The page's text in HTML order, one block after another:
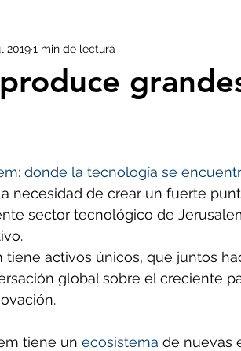
20191 min de lectura
donde la tecnología se
necesidad de crear un fuerte
sector tecnológico de
tiene activos únicos, que juntos
global sobre el creciente
tiene un ecosistema de nuevas